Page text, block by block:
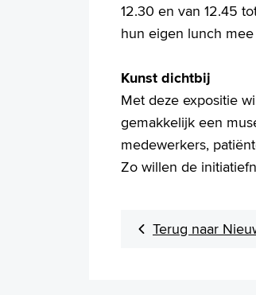
12.30 en van 12.45
hun eigen lunch
Kunst dichtbij
Met deze expositie
gemakkelijk een
medewerkers,
Zo willen de
Terug naar